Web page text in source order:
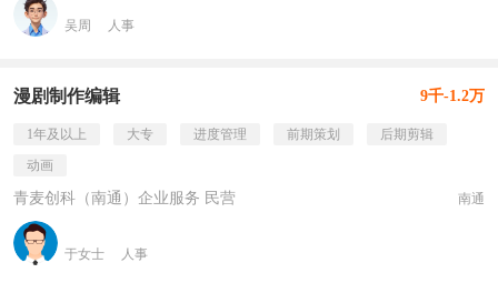
吴周 人事
漫剧制作编辑 9千-1.2万
1年及以上 大专 进度管理 前期策划
后期剪辑
动画
青麦创科（南通）企业服务 民营 南通
于女士 人事